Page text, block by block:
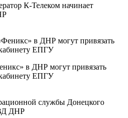
К-Телеком начинает
в ДНР могут привязать
ЕПГУ